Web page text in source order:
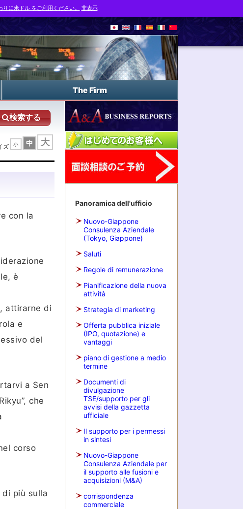
The Firm
検索する
ズ 小 中 大
con la
è
attirarne di
e
del
a Sen
che
corso
di più sulla
Panoramica dell'ufficio
Nuovo-Giappone
Consulenza Aziendale
(Tokyo, Giappone)
Saluti
Regole di remunerazione
Pianificazione della nuova
attività
Strategia di marketing
Offerta pubblica iniziale
(IPO, quotazione) e
vantaggi
piano di gestione a medio
termine
Documenti di
divulgazione
TSE/supporto per gli
avvisi della gazzetta
ufficiale
Il supporto per i permessi
in sintesi
Nuovo-Giappone
Consulenza Aziendale per
il supporto alle fusioni e
acquisizioni (M&A)
corrispondenza
commerciale
りに米ドル をご利用ください。 非表示